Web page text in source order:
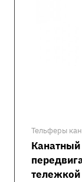
Тельферы
тележкой